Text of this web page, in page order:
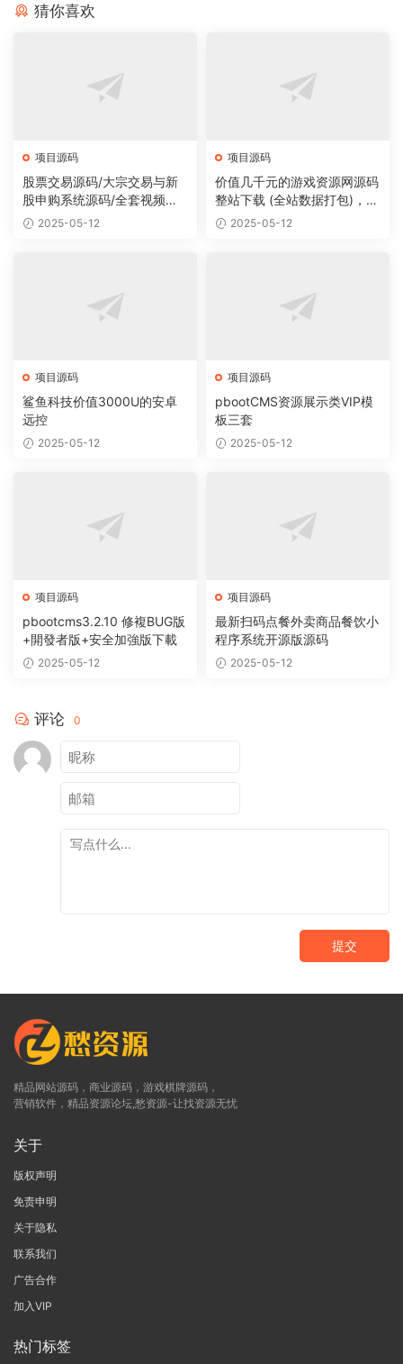
猜你喜欢
项目源码
股票交易源码/大宗交易与新
股申购系统源码/全套视频教
程 2025-05-12
项目源码
价值几千元的游戏资源网源码
整站下载 (全站数据打包)，数
据里面有200多个宝贝。
2025-05-12
项目源码
鲨鱼科技价值3000U的安卓
远控
2025-05-12
项目源码
pbootCMS资源展示类VIP模
板三套
2025-05-12
项目源码
pbootcms3.2.10 修複BUG版
+開發者版+安全加強版下載
2025-05-12
项目源码
最新扫码点餐外卖商品餐饮小
程序系统开源版源码
2025-05-12
评论 0
提交
精品网站源码，商业源码，游戏棋牌源码，
营销软件，精品资源论坛,愁资源-让找资源无忧
关于
版权声明
免责申明
关于隐私
联系我们
广告合作
加入VIP
热门标签